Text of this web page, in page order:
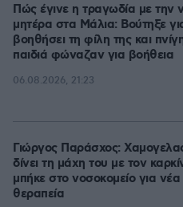
Πώς έγινε η τραγωδία με την
μητέρα στα Μάλια: Βούτηξε
βοηθήσει τη φίλη της και
παιδιά φώναζαν για βοήθεια
06.08.2026, 21:23
Γιώργος Παράσχος:
δίνει τη μάχη του με τον
μπήκε στο νοσοκομείο για νέα
θεραπεία